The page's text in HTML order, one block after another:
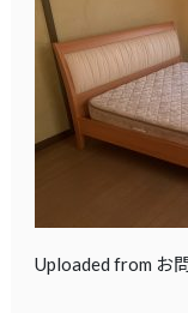
Uploaded from お